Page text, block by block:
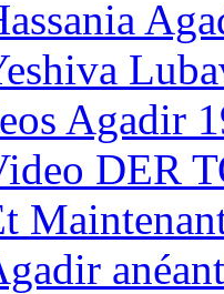
Agadir
DER